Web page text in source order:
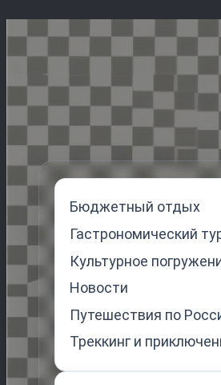
Перейти
к
содержимому
Бюджетный отдых
Гастрономический
Культурное
Новости
Путешествия по
Треккинг и